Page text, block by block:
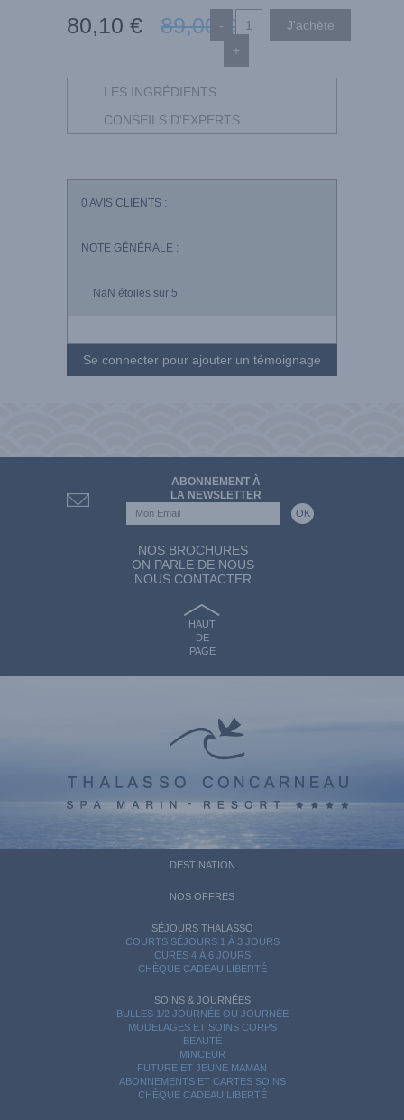
80,10 € 89,00 €
-
+
LES INGRÉDIENTS
CONSEILS D'EXPERTS
0 AVIS CLIENTS :
NOTE GÉNÉRALE :
NaN étoiles sur 5
Se connecter pour ajouter un témoignage
ABONNEMENT À
LA NEWSLETTER
NOS BROCHURES
ON PARLE DE NOUS
NOUS CONTACTER
HAUT
DE
PAGE
DESTINATION
NOS OFFRES
SÉJOURS THALASSO
COURTS SÉJOURS 1 À 3 JOURS
CURES 4 À 6 JOURS
CHÈQUE CADEAU LIBERTÉ
SOINS & JOURNÉES
BULLES 1/2 JOURNÉE OU JOURNÉE
MODELAGES ET SOINS CORPS
BEAUTÉ
MINCEUR
FUTURE ET JEUNE MAMAN
ABONNEMENTS ET CARTES SOINS
CHÈQUE CADEAU LIBERTÉ